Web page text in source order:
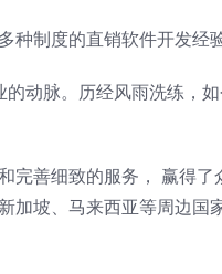
制度的直销软件开发经验
动脉。历经风雨洗练，
完善细致的服务， 赢得
加坡、马来西亚等周边国